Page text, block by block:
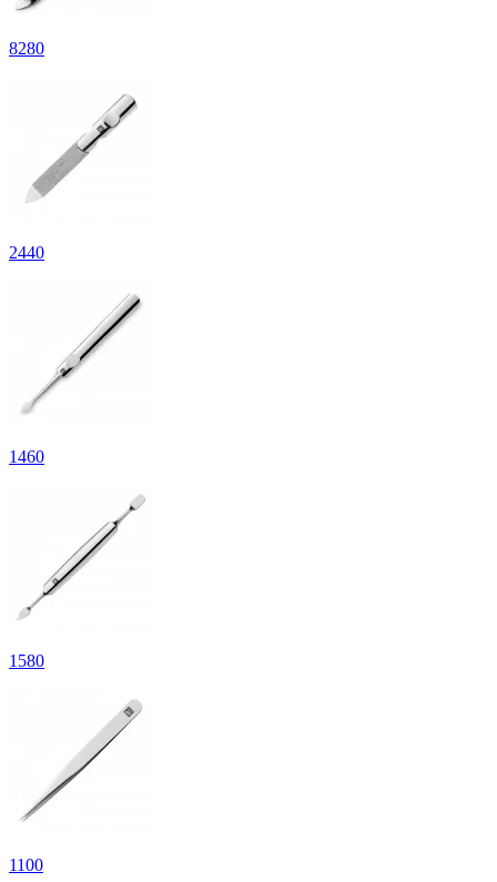
8280
2440
1460
1 580
1100